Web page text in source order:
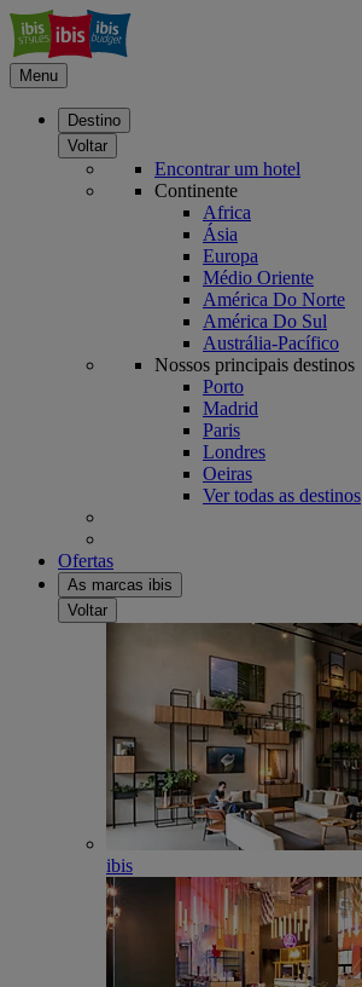
Menu
Destino
Voltar
Encontrar um hotel
Continente
Africa
Ásia
Europa
Médio Oriente
América Do Norte
América Do Sul
Austrália-Pacífico
Nossos principais destinos
Porto
Madrid
Paris
Londres
Oeiras
Ver todas as destinos
Ofertas
As marcas ibis
Voltar
ibis